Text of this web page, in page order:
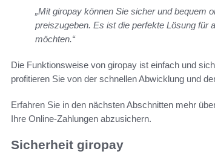
„Mit giropay können Sie sicher und bequem
preiszugeben. Es ist die perfekte Lösung für
möchten.“
Die Funktionsweise von giropay ist einfach und
profitieren Sie von der schnellen Abwicklung und
Erfahren Sie in den nächsten Abschnitten mehr
Ihre Online-Zahlungen abzusichern.
Sicherheit giropay